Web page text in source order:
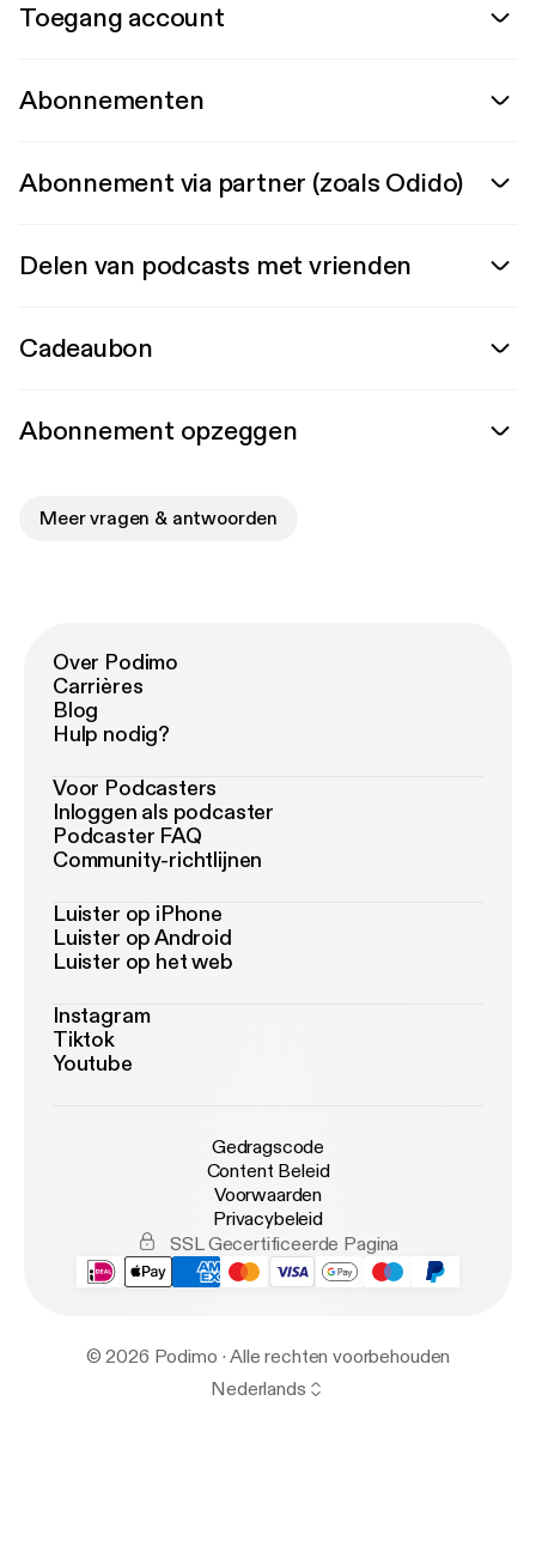
Toegang account
Abonnementen
Abonnement via partner (zoals Odido)
Delen van podcasts met vrienden
Cadeaubon
Abonnement opzeggen
Meer vragen & antwoorden
Over Podimo
Carrières
Blog
Hulp nodig?
Voor Podcasters
Inloggen als podcaster
Podcaster FAQ
Community-richtlijnen
Luister op iPhone
Luister op Android
Luister op het web
Instagram
Tiktok
Youtube
Gedragscode
Content Beleid
Voorwaarden
Privacybeleid
SSL Gecertificeerde Pagina
© 2026 Podimo · Alle rechten voorbehouden
Nederlands